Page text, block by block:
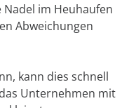
Nadel im Heuhaufen
Abweichungen
kann dies schnell
Unternehmen mit